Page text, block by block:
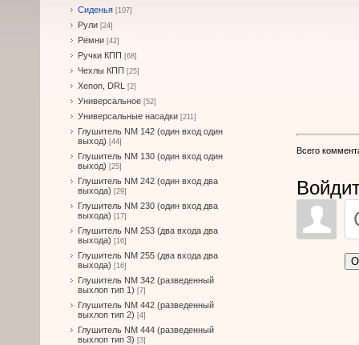
Сиденья [107]
Рули [24]
Ремни [42]
Ручки КПП [68]
Чехлы КПП [25]
Xenon, DRL [2]
Универсальное [52]
Универсальные насадки [211]
Глушитель NM 142 (один вход один
выход) [44]
Глушитель NM 130 (один вход один
выход) [25]
Глушитель NM 242 (один вход два
выхода) [29]
Глушитель NM 230 (один вход два
выхода) [17]
Глушитель NM 253 (два входа два
выхода) [16]
Глушитель NM 255 (два входа два
выхода) [16]
Глушитель NM 342 (разведенный
выхлоп тип 1) [7]
Глушитель NM 442 (разведенный
выхлоп тип 2) [4]
Глушитель NM 444 (разведенный
выхлоп тип 3) [3]
Всего